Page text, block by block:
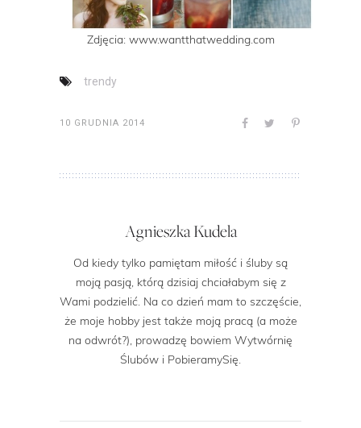
Zdjęcia: www.wantthatwedding.com
trendy
10 GRUDNIA 2014
Agnieszka Kudela
Od kiedy tylko pamiętam miłość i śluby są
moją pasją, którą dzisiaj chciałabym się z
Wami podzielić. Na co dzień mam to szczęście,
że moje hobby jest także moją pracą (a może
na odwrót?), prowadzę bowiem Wytwórnię
Ślubów i PobieramySię.